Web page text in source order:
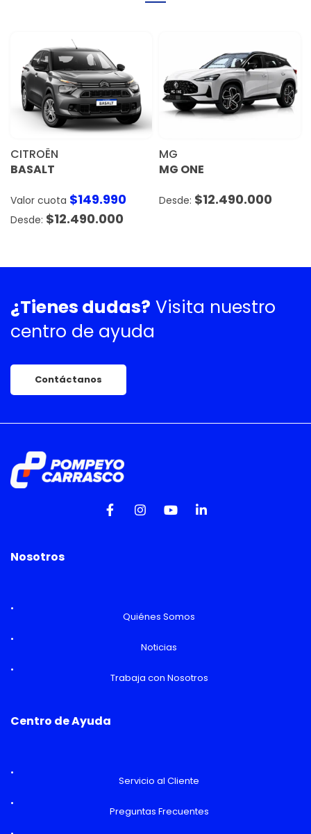
CITROËN
BASALT
Valor cuota $149.990
$12.490.000
MG
MG ONE
$12.490.000
¿Tienes dudas? Visita nuestro
centro de ayuda
Contáctanos
Nosotros
Quiénes Somos
Noticias
Trabaja con Nosotros
Centro de Ayuda
Servicio al Cliente
Preguntas Frecuentes